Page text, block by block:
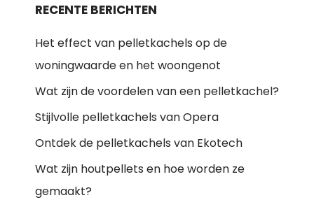
RECENTE BERICHTEN
Het effect van pelletkachels op de
woningwaarde en het woongenot
Wat zijn de voordelen van een pelletkachel?
Stijlvolle pelletkachels van Opera
Ontdek de pelletkachels van Ekotech
Wat zijn houtpellets en hoe worden ze
gemaakt?